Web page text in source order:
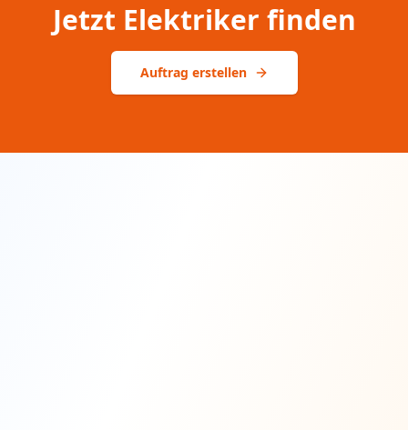
Jetzt Elektriker finden
Auftrag erstellen